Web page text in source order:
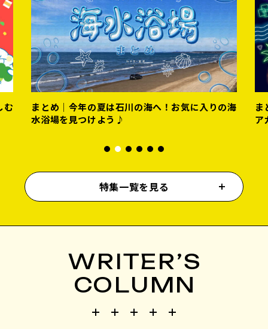
海
まとめ｜夏の夜はここで乾杯！金沢のおすすめビ
アガーデン＆ビアテラス♪
ま
く
特集一覧を見る
WRITER’S
COLUMN